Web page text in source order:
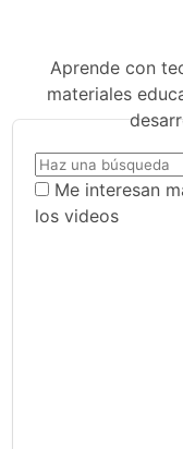
Aprende con
materiales
Me interesan
los videos